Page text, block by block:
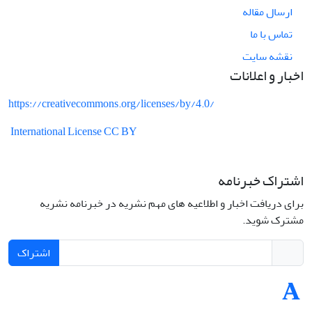
ارسال مقاله
تماس با ما
نقشه سایت
اخبار و اعلانات
https://creativecommons.org/licenses/by/4.0/
International License CC BY
اشتراک خبرنامه
برای دریافت اخبار و اطلاعیه های مهم نشریه در خبرنامه نشریه
مشترک شوید.
اشتراک